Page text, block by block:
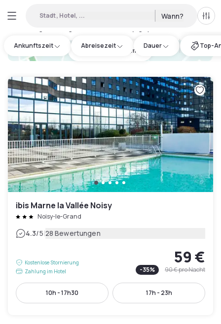
Stadt, Hotel, ... Wann? Alle
Ankunftszeit Abreisezeit Dauer Top-
hotel.cta.view_map
ibis Marne la Vallée Noisy
Noisy-le-Grand
4.3/5|28 Bewertungen
Kostenlose Stornierung
Zahlung im Hotel
59 €
-35% 90 €pro Nacht
10h - 17h30 17h - 23h